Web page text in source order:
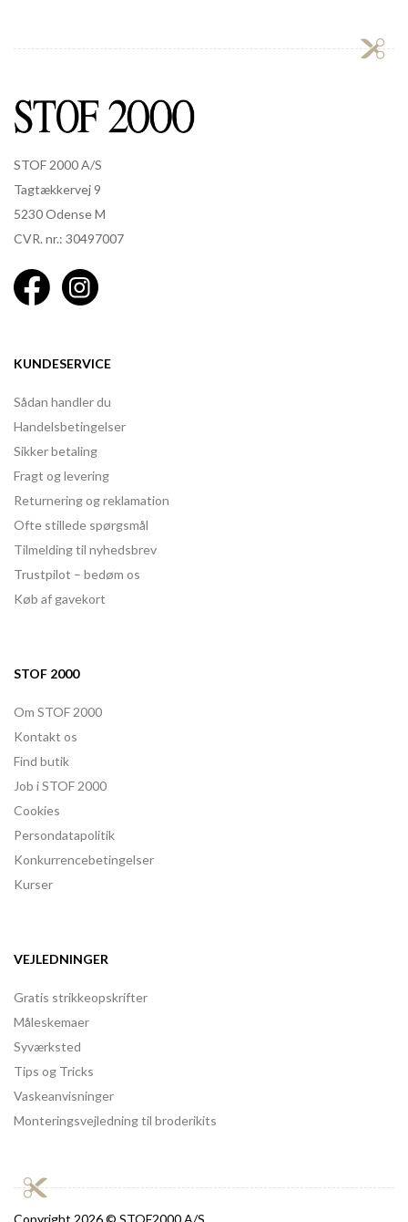
STOF 2000 A/S
Tagtækkervej 9
5230 Odense M
CVR. nr.: 30497007
KUNDESERVICE
Sådan handler du
Handelsbetingelser
Sikker betaling
Fragt og levering
Returnering og reklamation
Ofte stillede spørgsmål
Tilmelding til nyhedsbrev
Trustpilot – bedøm os
Køb af gavekort
STOF 2000
Om STOF 2000
Kontakt os
Find butik
Job i STOF 2000
Cookies
Persondatapolitik
Konkurrencebetingelser
Kurser
VEJLEDNINGER
Gratis strikkeopskrifter
Måleskemaer
Syværksted
Tips og Tricks
Vaskeanvisninger
Monteringsvejledning til broderikits
Copyright 2026 © STOF2000 A/S